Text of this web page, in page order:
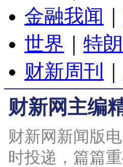
金融我闻
世界
特
财新周刊
财新网主编
财新网新闻版
时投递，篇篇